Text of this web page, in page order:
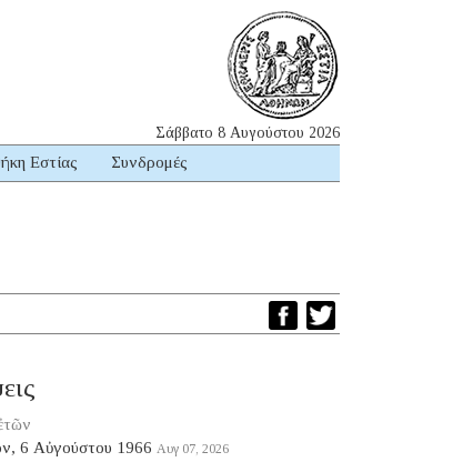
Σάββατο 8 Αυγούστου 2026
Εστίας Συνδρομές
6 Αὐγούστου 1966 Αυγ 07, 2026